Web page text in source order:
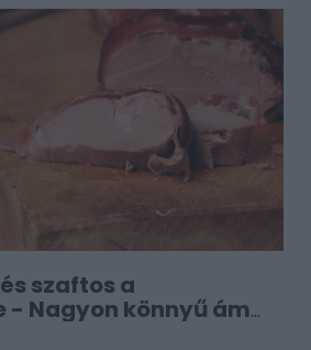
szaftos a
- Nagyon könnyű ám